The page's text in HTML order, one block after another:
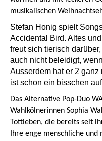
musikalischen
Stefan Honig spielt
Accidental Bird. Altes
freut sich tierisch
auch nicht beleidigt,
Ausserdem hat er 2
ist schon ein bisschen
Das Alternative Pop-Duo
Wahlkölnerinnen Sophia
Tottleben, die bereits seit
Ihre enge menschliche